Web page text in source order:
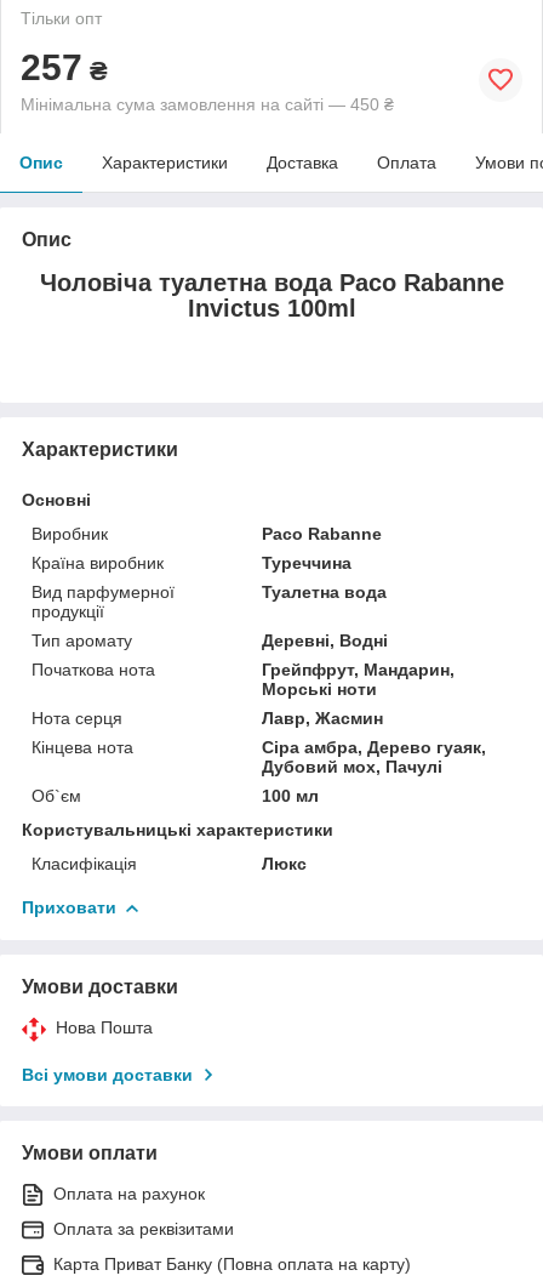
Тільки опт
257 ₴
Мінімальна сума замовлення на сайті — 450 ₴
Опис Характеристики Доставка Оплата Умови
Опис
Чоловіча туалетна вода Paco Rabanne
Invictus 100ml
Характеристики
Основні
Виробник
Paco Rabanne
Країна виробник
Туреччина
Вид парфумерної
продукції
Туалетна вода
Тип аромату
Деревні, Водні
Початкова нота
Грейпфрут, Мандарин,
Морські ноти
Нота серця
Лавр, Жасмин
Кінцева нота
Сіра амбра, Дерево гуаяк,
Дубовий мох, Пачулі
Об`єм
100 мл
Користувальницькі характеристики
Класифікація
Люкс
Приховати
Умови доставки
Нова Пошта
Всі умови доставки
Умови оплати
Оплата на рахунок
Оплата за реквізитами
Карта Приват Банку (Повна оплата на карту)